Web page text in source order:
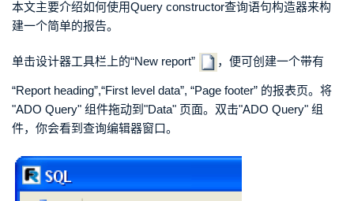
本文主要介绍如何使用Query constructor查询语句构造器来构
建一个简单的报告。
单击设计器工具栏上的“New report” ，便可创建一个带有
“Report heading”,“First level data”, “Page footer” 的报表页。将
"ADO Query" 组件拖动到"Data" 页面。双击"ADO Query" 组
件，你会看到查询编辑器窗口。